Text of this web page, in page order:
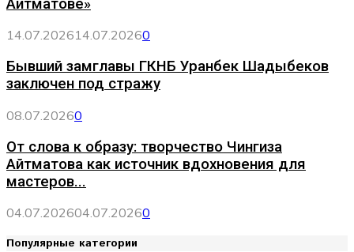
Айтматове»
14.07.202614.07.20260
Бывший замглавы ГКНБ Уранбек Шадыбеков
заключен под стражу
08.07.20260
От слова к образу: творчество Чингиза
Айтматова как источник вдохновения для
мастеров...
04.07.202604.07.20260
Популярные категории